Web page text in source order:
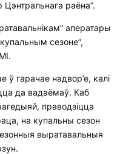
раёна”.
аператары
сезоне”,
ў гарачае надвор’е, калі
да вадаёмаў. Каб
праводзіцца
на купальны сезон
выратавальныя